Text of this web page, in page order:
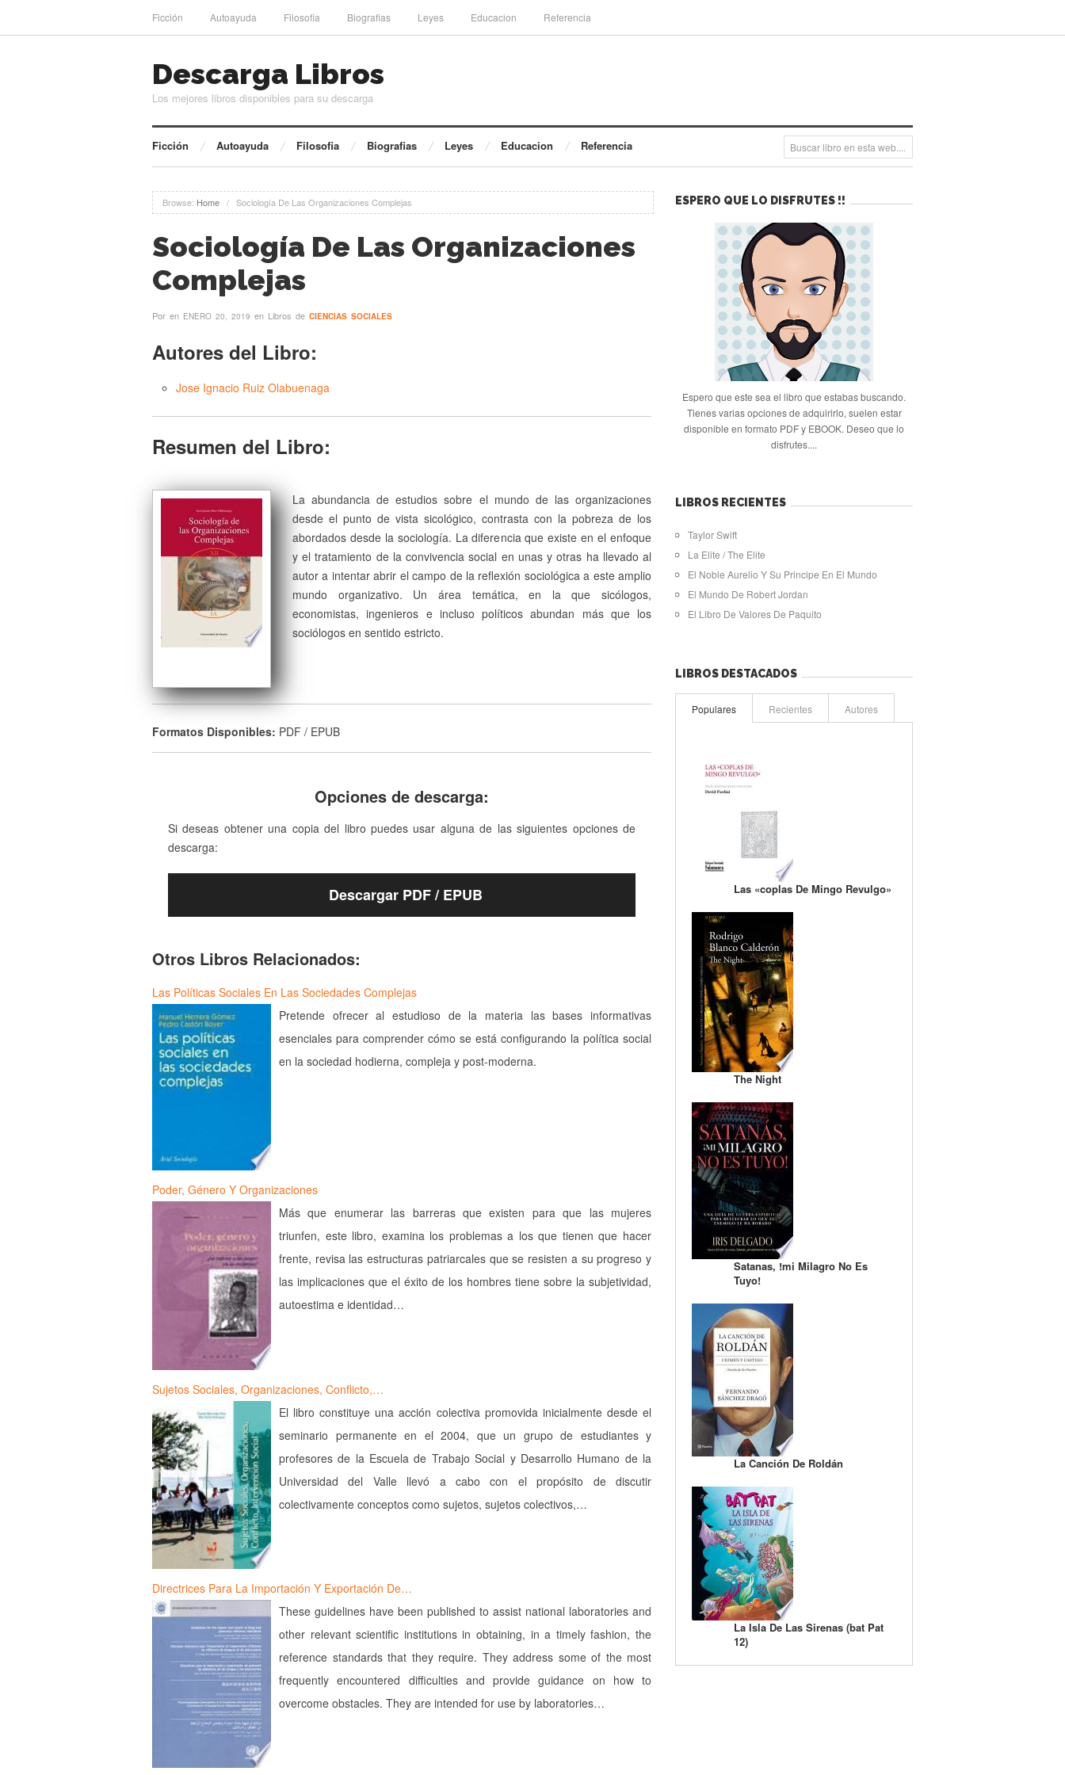
Ficción Autoayuda Filosofia Biografias Leyes Educacion Referencia
Descarga Libros
Los mejores libros disponibles para su descarga
Ficción Autoayuda Filosofia Biografias Leyes Educacion Referencia
Browse: Home / Sociología De Las Organizaciones Complejas
Sociología De Las Organizaciones
Complejas
Por en ENERO 20, 2019 en Libros de CIENCIAS SOCIALES
Autores del Libro:
Jose Ignacio Ruiz Olabuenaga
Resumen del Libro:
La abundancia de estudios sobre el mundo de las organizaciones
desde el punto de vista sicológico, contrasta con la pobreza de los
abordados desde la sociología. La diferencia que existe en el enfoque
y el tratamiento de la convivencia social en unas y otras ha llevado al
autor a intentar abrir el campo de la reflexión sociológica a este amplio
mundo organizativo. Un área temática, en la que sicólogos,
economistas, ingenieros e incluso políticos abundan más que los
sociólogos en sentido estricto.
Formatos Disponibles: PDF / EPUB
Opciones de descarga:
Si deseas obtener una copia del libro puedes usar alguna de las siguientes opciones de
descarga:
Descargar PDF / EPUB
Otros Libros Relacionados:
Las Políticas Sociales En Las Sociedades Complejas
Pretende ofrecer al estudioso de la materia las bases informativas
esenciales para comprender cómo se está configurando la política social
en la sociedad hodierna, compleja y post-moderna.
Poder, Género Y Organizaciones
Más que enumerar las barreras que existen para que las mujeres
triunfen, este libro, examina los problemas a los que tienen que hacer
frente, revisa las estructuras patriarcales que se resisten a su progreso y
las implicaciones que el éxito de los hombres tiene sobre la subjetividad,
autoestima e identidad…
Sujetos Sociales, Organizaciones, Conflicto,…
El libro constituye una acción colectiva promovida inicialmente desde el
seminario permanente en el 2004, que un grupo de estudiantes y
profesores de la Escuela de Trabajo Social y Desarrollo Humano de la
Universidad del Valle llevó a cabo con el propósito de discutir
colectivamente conceptos como sujetos, sujetos colectivos,…
Directrices Para La Importación Y Exportación De…
These guidelines have been published to assist national laboratories and
other relevant scientific institutions in obtaining, in a timely fashion, the
reference standards that they require. They address some of the most
frequently encountered difficulties and provide guidance on how to
overcome obstacles. They are intended for use by laboratories…
ESPERO QUE LO DISFRUTES !!
Espero que este sea el libro que estabas buscando.
Tienes varias opciones de adquirirlo, suelen estar
disponible en formato PDF y EBOOK. Deseo que lo
disfrutes....
LIBROS RECIENTES
Taylor Swift
La Elite / The Elite
El Noble Aurelio Y Su Principe En El Mundo
El Mundo De Robert Jordan
El Libro De Valores De Paquito
LIBROS DESTACADOS
Populares Recientes Autores
Las «coplas De Mingo Revulgo»
The Night
Satanas, !mi Milagro No Es
Tuyo!
La Canción De Roldán
La Isla De Las Sirenas (bat Pat
12)